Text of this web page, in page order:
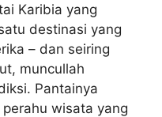
Karibia yang
destinasi yang
– dan seiring
muncullah
Pantainya
wisata yang